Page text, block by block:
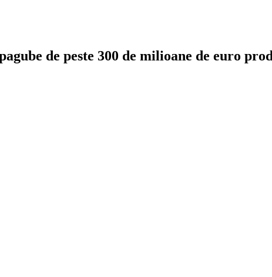
de peste 300 de milioane de euro